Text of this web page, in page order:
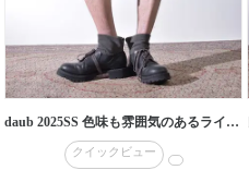
daub 2025SS 色味も雰囲気のあるライトなジップフーデッド
クイックビュー